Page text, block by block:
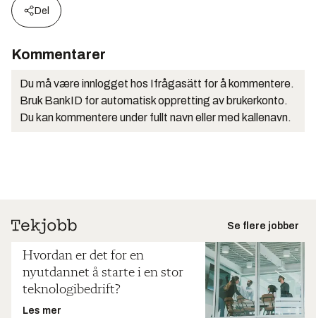
Del
Kommentarer
Du må være innlogget hos Ifrågasätt for å kommentere.
Bruk BankID for automatisk oppretting av brukerkonto.
Du kan kommentere under fullt navn eller med kallenavn.
Se flere jobber
Hvordan er det for en
nyutdannet å starte i en stor
teknologibedrift?
Les mer